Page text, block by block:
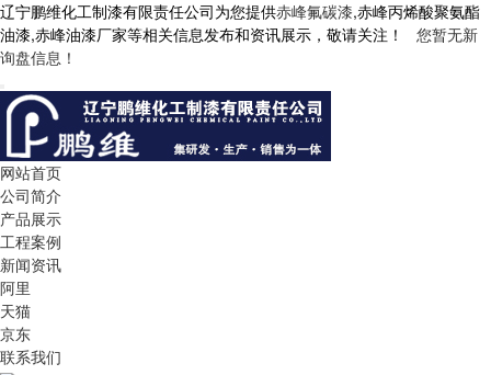
辽宁鹏维化工制漆有限责任公司为您提供赤峰氟碳漆,赤峰丙烯酸聚氨酯
油漆,赤峰油漆厂家等相关信息发布和资讯展示，敬请关注！ 您暂无新
询盘信息！
网站首页
公司简介
产品展示
工程案例
新闻资讯
阿里
天猫
京东
联系我们